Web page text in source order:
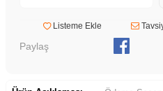
Listeme Ekle
Paylaş